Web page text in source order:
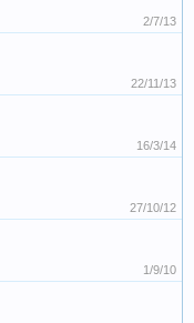
2/7/13
22/11/13
16/3/14
27/10/12
1/9/10